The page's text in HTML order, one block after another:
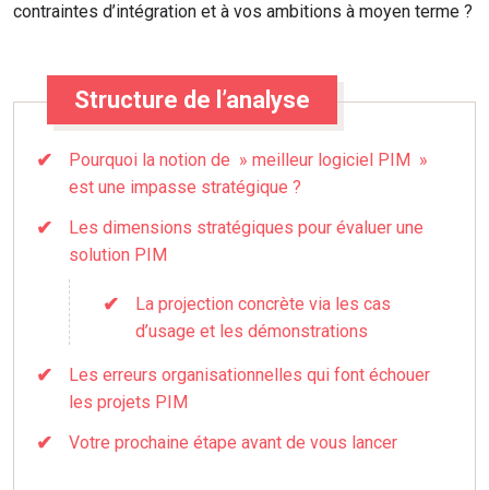
contraintes d’intégration et à vos ambitions à moyen terme ?
Structure de l’analyse
Pourquoi la notion de » meilleur logiciel PIM »
est une impasse stratégique ?
Les dimensions stratégiques pour évaluer une
solution PIM
La projection concrète via les cas
d’usage et les démonstrations
Les erreurs organisationnelles qui font échouer
les projets PIM
Votre prochaine étape avant de vous lancer